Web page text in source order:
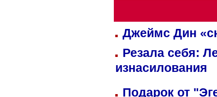
Джеймс Дин
Резала себя:
изнасилования
Подарок от